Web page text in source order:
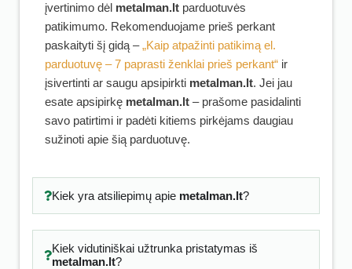
įvertinimo dėl metalman.lt parduotuvės
patikimumo. Rekomenduojame prieš perkant
paskaityti šį gidą –„Kaip atpažinti patikimą el.
parduotuvę – 7 paprasti ženklai prieš perkant“ ir
įsivertinti ar saugu apsipirkti metalman.lt. Jei jau
esate apsipirkę metalman.lt – prašome pasidalinti
savo patirtimi ir padėti kitiems pirkėjams daugiau
sužinoti apie šią parduotuvę.
Kiek yra atsiliepimų apie metalman.lt?
Kiek vidutiniškai užtrunka pristatymas iš
metalman.lt?